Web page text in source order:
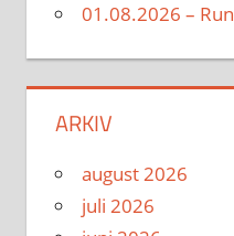
01.08.2026 –
ARKIV
august 2026
juli 2026